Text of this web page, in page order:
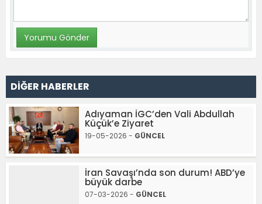
DİĞER HABERLER
Adıyaman İGC’den Vali Abdullah
Küçük’e Ziyaret
19-05-2026 - GÜNCEL
İran Savaşı’nda son durum! ABD’ye
büyük darbe
07-03-2026 - GÜNCEL